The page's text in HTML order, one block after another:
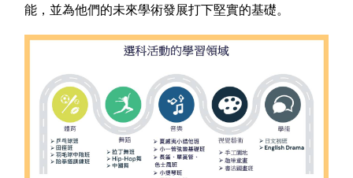
能，並為他們的未來學術發展打下堅實的基礎。